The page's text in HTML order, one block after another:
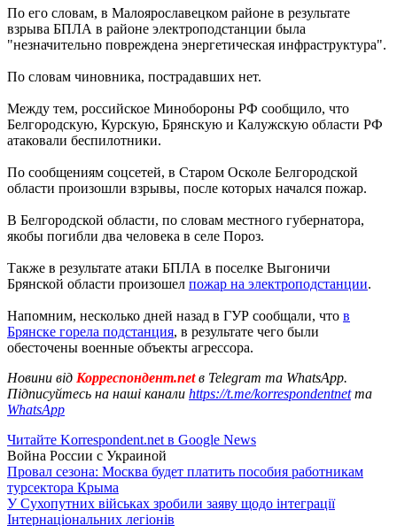
По его словам, в Малоярославецком районе в результате
взрыва БПЛА в районе электроподстанции была
"незначительно повреждена энергетическая инфраструктура".
По словам чиновника, пострадавших нет.
Между тем, российское Минобороны РФ сообщило, что
Белгородскую, Курскую, Брянскую и Калужскую области РФ
атаковали беспилотники.
По сообщениям соцсетей, в Старом Осколе Белгородской
области произошли взрывы, после которых начался пожар.
В Белгородской области, по словам местного губернатора,
якобы погибли два человека в селе Пороз.
Также в результате атаки БПЛА в поселке Выгоничи
Брянской области произошел пожар на электроподстанции.
Напомним, несколько дней назад в ГУР сообщали, что в
Брянске горела подстанция, в результате чего были
обесточены военные объекты агрессора.
Новини від Корреспондент.netв Telegram та WhatsApp.
Підписуйтесь на наші канали https://t.me/korrespondentnetта
WhatsApp
Читайте Korrespondent.net в Google News
Война России с Украиной
Провал сезона: Москва будет платить пособия работникам
турсектора Крыма
У Сухопутних військах зробили заяву щодо інтеграції
Інтернаціональних легіонів